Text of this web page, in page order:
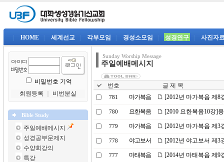
HOME 세계선교 각부모임 경성소모임 성경연구 사진자
비밀번호 기억
회원등록
비번분실
Bible Study
주일예배메시지
성경공부문제지
수양회강의
특강
Sunday Worship Message
주일예배메시지
번호 글 제 목
781 마가복음 [2012년 마가복음 제8
780 요한복음 [2010 요한복음10강]
779 마가복음 [2012년 마가복음 제3
778 야고보서 [2012년 야고보서 제3
777 마태복음 [2014년 마태복음 제9